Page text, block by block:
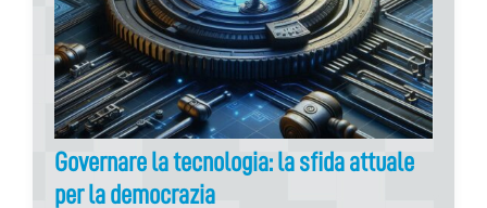
Governare la tecnologia: la sfida attuale
per la democrazia